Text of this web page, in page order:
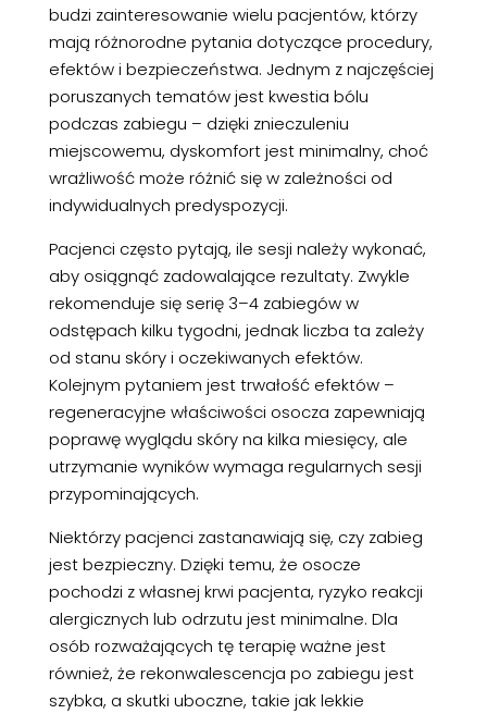
budzi zainteresowanie wielu pacjentów, którzy
mają różnorodne pytania dotyczące procedury,
efektów i bezpieczeństwa. Jednym z najczęściej
poruszanych tematów jest kwestia bólu
podczas zabiegu – dzięki znieczuleniu
miejscowemu, dyskomfort jest minimalny, choć
wrażliwość może różnić się w zależności od
indywidualnych predyspozycji.
Pacjenci często pytają, ile sesji należy wykonać,
aby osiągnąć zadowalające rezultaty. Zwykle
rekomenduje się serię 3–4 zabiegów w
odstępach kilku tygodni, jednak liczba ta zależy
od stanu skóry i oczekiwanych efektów.
Kolejnym pytaniem jest trwałość efektów –
regeneracyjne właściwości osocza zapewniają
poprawę wyglądu skóry na kilka miesięcy, ale
utrzymanie wyników wymaga regularnych sesji
przypominających.
Niektórzy pacjenci zastanawiają się, czy zabieg
jest bezpieczny. Dzięki temu, że osocze
pochodzi z własnej krwi pacjenta, ryzyko reakcji
alergicznych lub odrzutu jest minimalne. Dla
osób rozważających tę terapię ważne jest
również, że rekonwalescencja po zabiegu jest
szybka, a skutki uboczne, takie jak lekkie